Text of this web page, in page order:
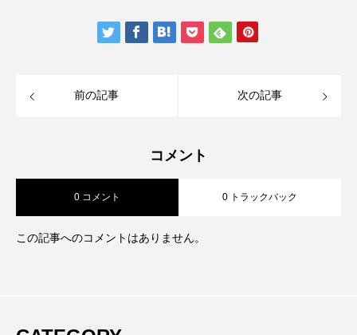
前の記事 次の記事
コメント
0 コメント 0 トラックバック
この記事へのコメントはありません。